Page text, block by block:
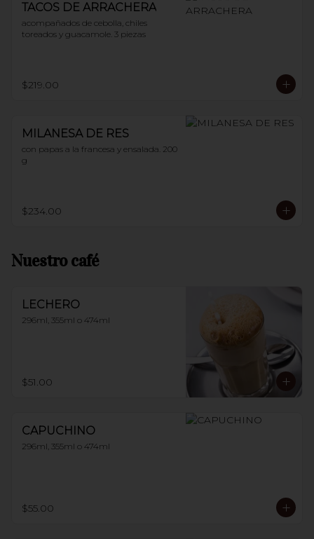
TACOS DE ARRACHERA
acompañados de cebolla, chiles
toreados y guacamole. 3 piezas
$219.00
MILANESA DE RES
con papas a la francesa y ensalada. 200
g
$234.00
Nuestro café
LECHERO
296ml, 355ml o 474ml
$51.00
CAPUCHINO
296ml, 355ml o 474ml
$55.00